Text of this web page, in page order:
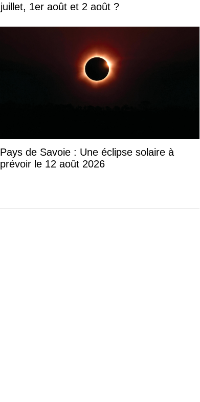
Que faire en Savoie et Haute-Savoie les 31 juillet, 1er août et 2 août ?
Pays de Savoie : Une éclipse solaire à
prévoir le 12 août 2026